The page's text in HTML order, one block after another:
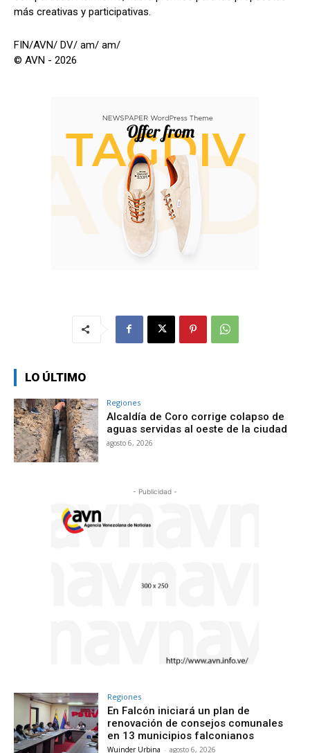
más creativas y participativas.
FIN/AVN/ DV/ am/ am/
© AVN - 2026
LO ÚLTIMO
Regiones
Alcaldía de Coro corrige colapso de
aguas servidas al oeste de la ciudad
agosto 6, 2026
- Publicidad -
Regiones
En Falcón iniciará un plan de
renovación de consejos comunales
en 13 municipios falconianos
Wuinder Urbina - agosto 6, 2026